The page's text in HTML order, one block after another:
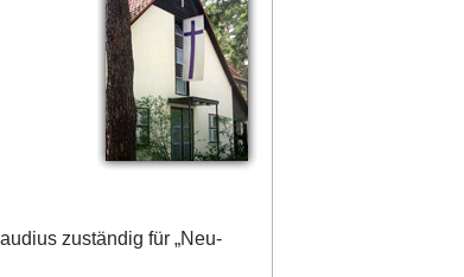
zuständig für „Neu-